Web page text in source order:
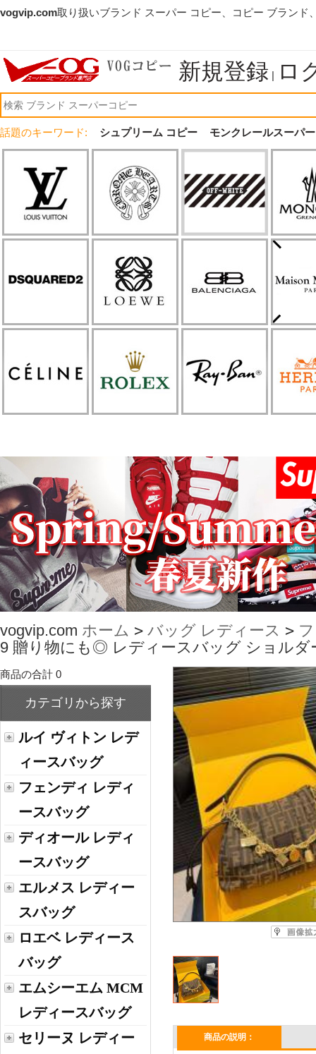
vogvip.com取り扱いブランド スーパー コピー、コピー ブランド
新規登録 | ロ
話題のキーワード: シュプリーム コピー モンクレールスーパ
vogvip.com ホーム > バッグ レディース >
9 贈り物にも◎ レディースバッグ ショル
商品の合計 0
カテゴリから探す
ルイ ヴィトン レデ
ィースバッグ
フェンディ レディ
ースバッグ
ディオール レディ
ースバッグ
エルメス レディー
スバッグ
ロエベ レディース
バッグ
エムシーエム MCM
レディースバッグ
セリーヌ レディー
商品の説明：